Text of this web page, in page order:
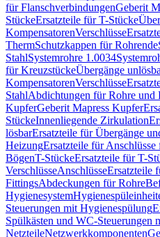
für FlanschverbindungenGeberit
StückeErsatzteile für T-Stücke
KompensatorenVerschlüsse
ThermSchutzkappen für Rohrende
StahlSystemrohre 1.0034
für KreuzstückeÜbergänge
KompensatorenVerschlüsse
StahlAbdichtungen für Rohre und
KupferGeberit Mapress Kupfer
StückeInnenliegende Zirkulation
lösbarErsatzteile für Übergänge
HeizungErsatzteile für
BögenT-StückeErsatzteile für T-
VerschlüsseAnschlüsseErsatzteile
FittingsAbdeckungen für Rohre
Hygienesystem
Steuerungen mit Hygienespülung
Spülkästen und WC-Steuerungen
NetzteileNetzwerkkomponenten